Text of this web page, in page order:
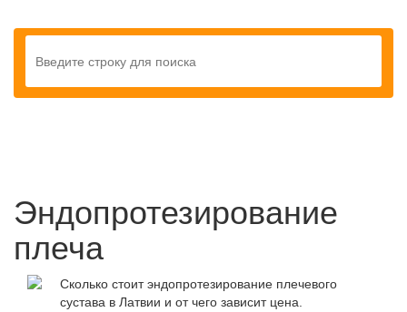
Эндопротезирование
плеча
Сколько стоит эндопротезирование плечевого
сустава в Латвии и от чего зависит цена.